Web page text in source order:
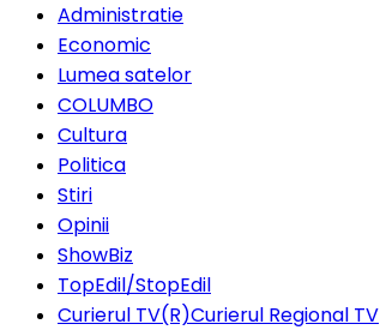
Administratie
Economic
Lumea satelor
COLUMBO
Cultura
Politica
Stiri
Opinii
ShowBiz
TopEdil/StopEdil
Curierul TV(R)Curierul Regional TV